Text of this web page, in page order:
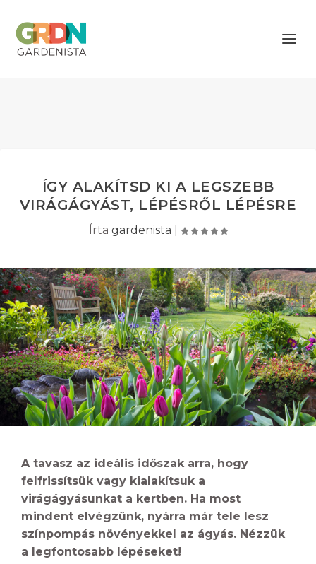
ÍGY ALAKÍTSD KI A LEGSZEBB
VIRÁGÁGYÁST, LÉPÉSRŐL LÉPÉSRE
Írta gardenista
A tavasz az ideális időszak arra, hogy
felfrissítsük vagy kialakítsuk a
virágágyásunkat a kertben. Ha most
mindent elvégzünk, nyárra már tele lesz
színpompás növényekkel az ágyás. Nézzük
a legfontosabb lépéseket!